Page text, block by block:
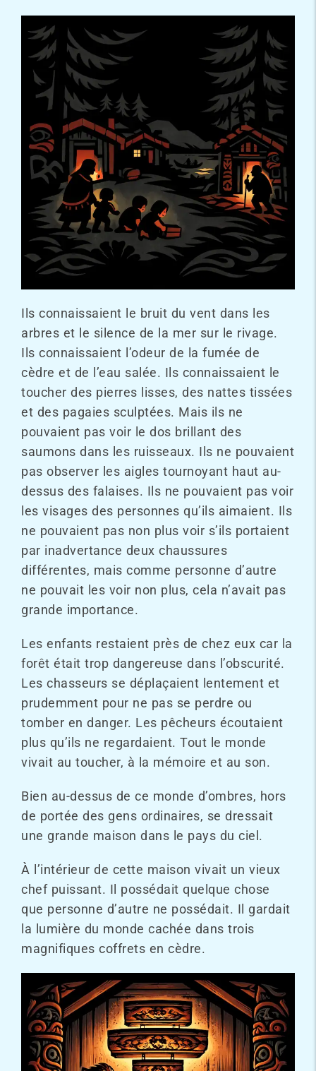
Ils connaissaient le bruit du vent dans les
arbres et le silence de la mer sur le rivage.
Ils connaissaient l’odeur de la fumée de
cèdre et de l’eau salée. Ils connaissaient le
toucher des pierres lisses, des nattes tissées
et des pagaies sculptées. Mais ils ne
pouvaient pas voir le dos brillant des
saumons dans les ruisseaux. Ils ne pouvaient
pas observer les aigles tournoyant haut au-
dessus des falaises. Ils ne pouvaient pas voir
les visages des personnes qu’ils aimaient. Ils
ne pouvaient pas non plus voir s’ils portaient
par inadvertance deux chaussures
différentes, mais comme personne d’autre
ne pouvait les voir non plus, cela n’avait pas
grande importance.
Les enfants restaient près de chez eux car la
forêt était trop dangereuse dans l’obscurité.
Les chasseurs se déplaçaient lentement et
prudemment pour ne pas se perdre ou
tomber en danger. Les pêcheurs écoutaient
plus qu’ils ne regardaient. Tout le monde
vivait au toucher, à la mémoire et au son.
Bien au-dessus de ce monde d’ombres, hors
de portée des gens ordinaires, se dressait
une grande maison dans le pays du ciel.
À l’intérieur de cette maison vivait un vieux
chef puissant. Il possédait quelque chose
que personne d’autre ne possédait. Il gardait
la lumière du monde cachée dans trois
magnifiques coffrets en cèdre.